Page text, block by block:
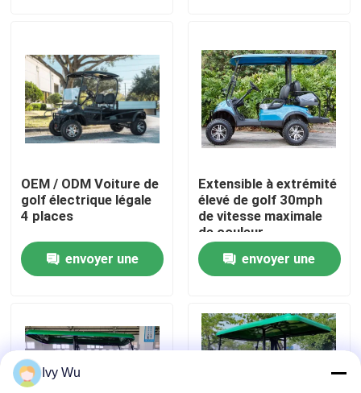
Visite d'usine
Contrôle de qualité
Contact USA
Enjoliveurs de chariot de golf
Tableau de bord de chariot de golf
OEM / ODM Voiture de
golf électrique légale
4 places
envoyer une
Extensible à extrémité
élevé de golf 30mph
de vitesse maximale
de couleur
personnalisable
électrique de chariot
envoyer une
Ivy Wu